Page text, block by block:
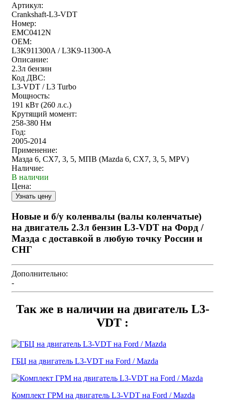
Артикул:
Crankshaft-L3-VDT
Номер:
EMC0412N
OEM:
L3K911300A / L3K9-11300-A
Описание:
2.3л бензин
Код ДВС:
L3-VDT / L3 Turbo
Мощность:
191 кВт (260 л.с.)
Крутящий момент:
258-380 Нм
Год:
2005-2014
Применение:
Мазда 6, СХ7, 3, 5, МПВ (Mazda 6, CX7, 3, 5, MPV)
Наличие:
В наличии
Цена:
Новые и б/у коленвалы (валы коленчатые)
на двигатель 2.3л бензин L3-VDT на Форд /
Мазда с доставкой в любую точку России и
СНГ
Дополнительно:
-
Так же в наличии на двигатель L3-
VDT :
ГБЦ на двигатель L3-VDT на Ford / Mazda
Комплект ГРМ на двигатель L3-VDT на Ford / Mazda